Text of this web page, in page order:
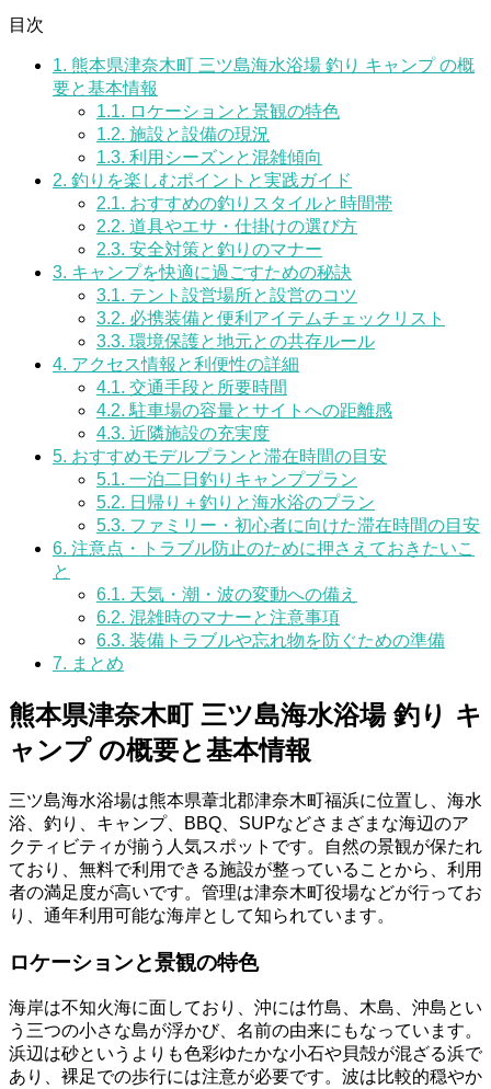
目次
1. 熊本県津奈木町 三ツ島海水浴場 釣り キャンプ の概
要と基本情報
1.1. ロケーションと景観の特色
1.2. 施設と設備の現況
1.3. 利用シーズンと混雑傾向
2. 釣りを楽しむポイントと実践ガイド
2.1. おすすめの釣りスタイルと時間帯
2.2. 道具やエサ・仕掛けの選び方
2.3. 安全対策と釣りのマナー
3. キャンプを快適に過ごすための秘訣
3.1. テント設営場所と設営のコツ
3.2. 必携装備と便利アイテムチェックリスト
3.3. 環境保護と地元との共存ルール
4. アクセス情報と利便性の詳細
4.1. 交通手段と所要時間
4.2. 駐車場の容量とサイトへの距離感
4.3. 近隣施設の充実度
5. おすすめモデルプランと滞在時間の目安
5.1. 一泊二日釣りキャンププラン
5.2. 日帰り＋釣りと海水浴のプラン
5.3. ファミリー・初心者に向けた滞在時間の目安
6. 注意点・トラブル防止のために押さえておきたいこ
と
6.1. 天気・潮・波の変動への備え
6.2. 混雑時のマナーと注意事項
6.3. 装備トラブルや忘れ物を防ぐための準備
7. まとめ
熊本県津奈木町 三ツ島海水浴場 釣り キ
ャンプ の概要と基本情報
三ツ島海水浴場は熊本県葦北郡津奈木町福浜に位置し、海水
浴、釣り、キャンプ、BBQ、SUPなどさまざまな海辺のア
クティビティが揃う人気スポットです。自然の景観が保たれ
ており、無料で利用できる施設が整っていることから、利用
者の満足度が高いです。管理は津奈木町役場などが行ってお
り、通年利用可能な海岸として知られています。
ロケーションと景観の特色
海岸は不知火海に面しており、沖には竹島、木島、沖島とい
う三つの小さな島が浮かび、名前の由来にもなっています。
浜辺は砂というよりも色彩ゆたかな小石や貝殻が混ざる浜で
あり、裸足での歩行には注意が必要です。波は比較的穏やか